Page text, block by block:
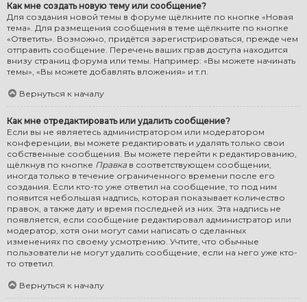
Как мне создать новую тему или сообщение?
Для создания новой темы в форуме щёлкните по кнопке «Новая
тема». Для размещения сообщения в теме щёлкните по кнопке
«Ответить». Возможно, придётся зарегистрироваться, прежде чем
отправить сообщение. Перечень ваших прав доступа находится
внизу страниц форума или темы. Например: «Вы можете начинать
темы», «Вы можете добавлять вложения» и т.п.
Вернуться к началу
Как мне отредактировать или удалить сообщение?
Если вы не являетесь администратором или модератором
конференции, вы можете редактировать и удалять только свои
собственные сообщения. Вы можете перейти к редактированию,
щёлкнув по кнопке Правка в соответствующем сообщении,
иногда только в течение ограниченного времени после его
создания. Если кто-то уже ответил на сообщение, то под ним
появится небольшая надпись, которая показывает количество
правок, а также дату и время последней из них. Эта надпись не
появляется, если сообщение редактировал администратор или
модератор, хотя они могут сами написать о сделанных
изменениях по своему усмотрению. Учтите, что обычные
пользователи не могут удалить сообщение, если на него уже кто-
то ответил.
Вернуться к началу